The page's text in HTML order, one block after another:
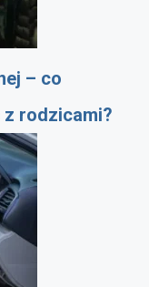
– co
z rodzicami?